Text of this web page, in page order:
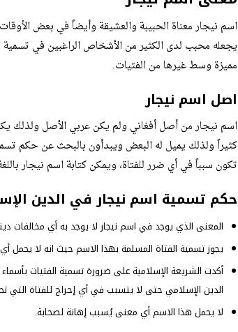
اسم نيجار معناة الحبيبة والعشيقة وأيضاً في بعض
يجعله محبب لدى الكثير من الأشخاص الراغبين في تسمية
مميزة وسط غيرها من الفتيات.
اصل اسم نيجار
اسم نيجار من أصل أفغاني ولم يكن عربي الأصل ولذلك
كثيراً ولذلك يميل له البعض ويبدأون بالبحث عن حكم
تكون سبباً في أي ضرر للفتاة، ويمكن كتابة اسم نيجار
حكم تسمية اسم نيجار في الدين
المعنى الذي يوجد في اسم نيجار لا يوجد به أي مخالفات
يجوز تسمية الفتاة المسلمة بهذا الاسم حيث انه لا يحمل
أكدت الشريعة الإسلامية على ضرورة تسمية الفتيات
الدين الإسلامي حتى لا يتسبب في أي إحراج للفتاة التي
لا يحمل هذا الاسم أي معنى يُسبب إهانة لصحابة.